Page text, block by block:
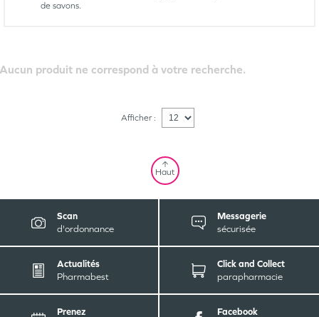
de savons.
Aucun produit ne correspond à votre recherche.
Afficher :
Haut
Scan
d'ordonnance
Messagerie
sécurisée
Actualités
Pharmabest
Click and Collect
parapharmacie
Prenez
Facebook